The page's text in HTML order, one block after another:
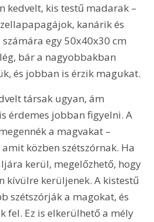
kedvelt, kis testű madarak –
kanárik és
egy 50x40x30 cm
bár a nagyobbakban
és jobban is érzik magukat.
társak ugyan, ám
érdemes jobban figyelni. A
a magvakat –
közben szétszórnak. Ha
kerül, megelőzhető, hogy
kívülre kerüljenek. A kistestű
szétszórják a magokat, és
fel. Ez is elkerülhető a mély